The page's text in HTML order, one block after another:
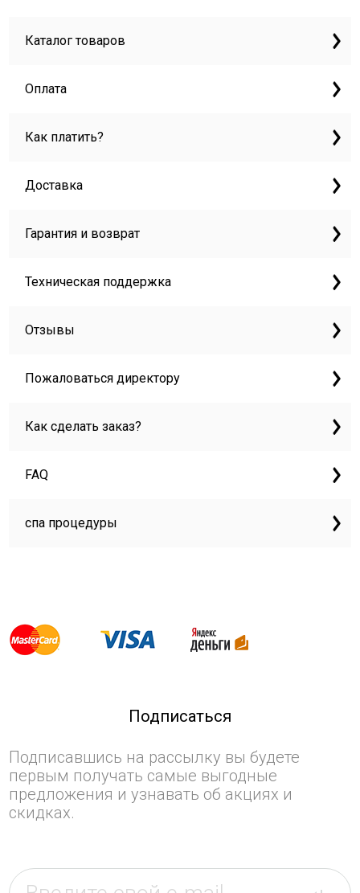
Каталог товаров
Оплата
Как платить?
Доставка
Гарантия и возврат
Техническая поддержка
Отзывы
Пожаловаться директору
Как сделать заказ?
FAQ
спа процедуры
Подписаться
Подписавшись на рассылку вы будете
первым получать самые выгодные
предложения и узнавать об акциях и
скидках.